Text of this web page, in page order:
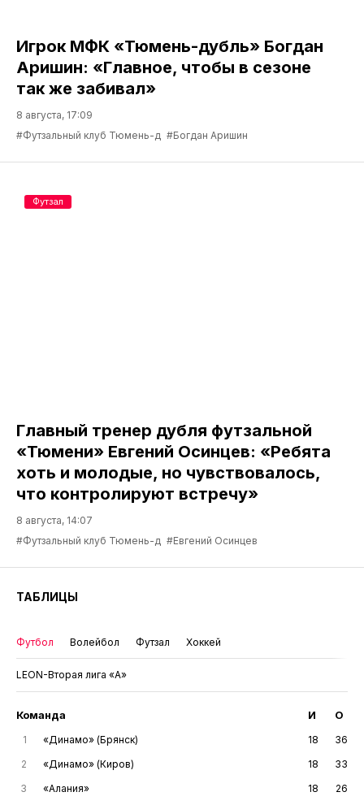
Игрок МФК «Тюмень-дубль» Богдан
Аришин: «Главное, чтобы в сезоне
так же забивал»
8 августа, 17:09
#Футзальный клуб Тюмень-д #Богдан Аришин
Главный тренер дубля футзальной
«Тюмени» Евгений Осинцев: «Ребята
хоть и молодые, но чувствовалось,
что контролируют встречу»
8 августа, 14:07
#Футзальный клуб Тюмень-д #Евгений Осинцев
Футзал
ТАБЛИЦЫ
Футбол Волейбол Футзал Хоккей
LEON-Вторая лига «А»
Команда И О
1 «Динамо» (Брянск) 18
36
2
«Динамо» (Киров) 18
33
3
«Алания» 18
26